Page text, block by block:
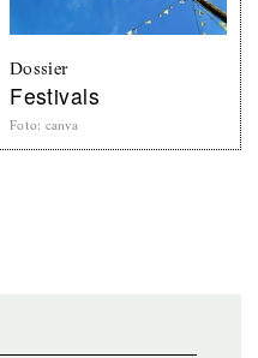
Dossier
Festivals
Foto: canva